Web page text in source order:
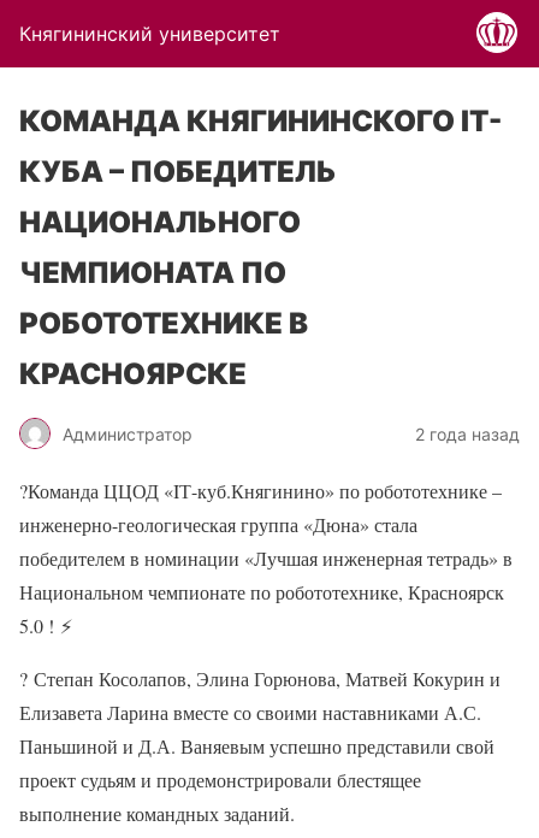
Княгининский университет
КОМАНДА КНЯГИНИНСКОГО IT-
КУБА – ПОБЕДИТЕЛЬ
НАЦИОНАЛЬНОГО
ЧЕМПИОНАТА ПО
РОБОТОТЕХНИКЕ В
КРАСНОЯРСКЕ
Администратор 2 года назад
?Команда ЦЦОД «IТ-куб.Княгинино» по робототехнике –
инженерно-геологическая группа «Дюна» стала
победителем в номинации «Лучшая инженерная тетрадь» в
Национальном чемпионате по робототехнике, Красноярск
5.0 ! ⚡
? Степан Косолапов, Элина Горюнова, Матвей Кокурин и
Елизавета Ларина вместе со своими наставниками А.С.
Паньшиной и Д.А. Ваняевым успешно представили свой
проект судьям и продемонстрировали блестящее
выполнение командных заданий.